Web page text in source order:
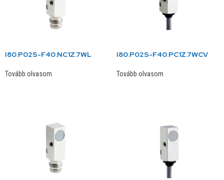
I80.P02S-F40.NC1Z.7WL
Tovább olvasom
I80.P02S-F40.PC1Z.7WCV
Tovább olvasom